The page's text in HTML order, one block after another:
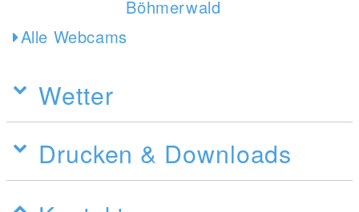
Alle Webcams
Wetter
Drucken & Downloads